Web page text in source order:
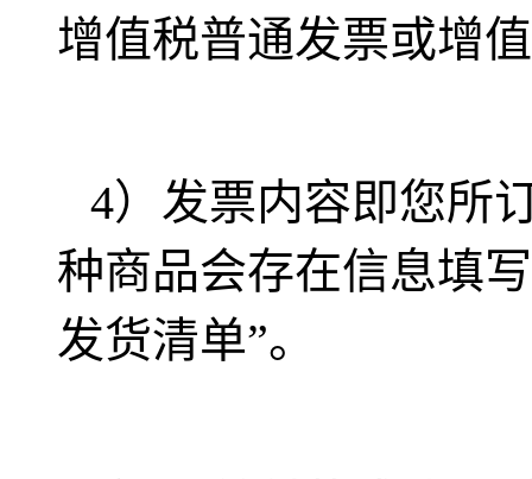
增值税普通发票或增
4） 发票内容即您所
种商品会存在信息填
发货清单”。